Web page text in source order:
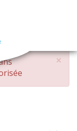
navigation
×